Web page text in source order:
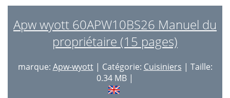
Apw wyott 60APW10BS26 Manuel du
propriétaire (15 pages)
marque: Apw-wyott| Catégorie: Cuisiniers | Taille:
0.34 MB |